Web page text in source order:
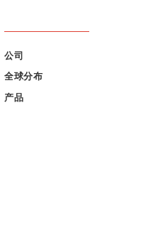
FOOTER
公司
全球分布
产品